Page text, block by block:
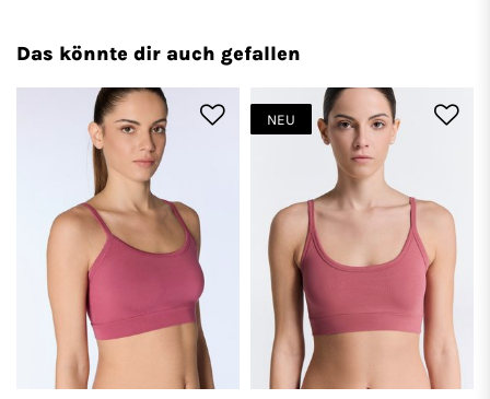
Das könnte dir auch gefallen
NEU